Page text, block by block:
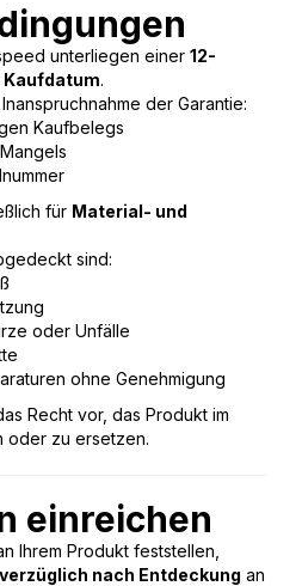
unterliegen einer 12-
Kaufdatum.
der Garantie:
Kaufbelegs
für Material- und
sind:
oder Unfälle
ohne Genehmigung
Recht vor, das Produkt im
oder zu ersetzen.
einreichen
Ihrem Produkt feststellen,
nach Entdeckung an